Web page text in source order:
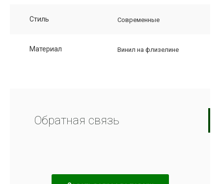
Стиль Современные
Материал Винил на флизелине
Обратная связь